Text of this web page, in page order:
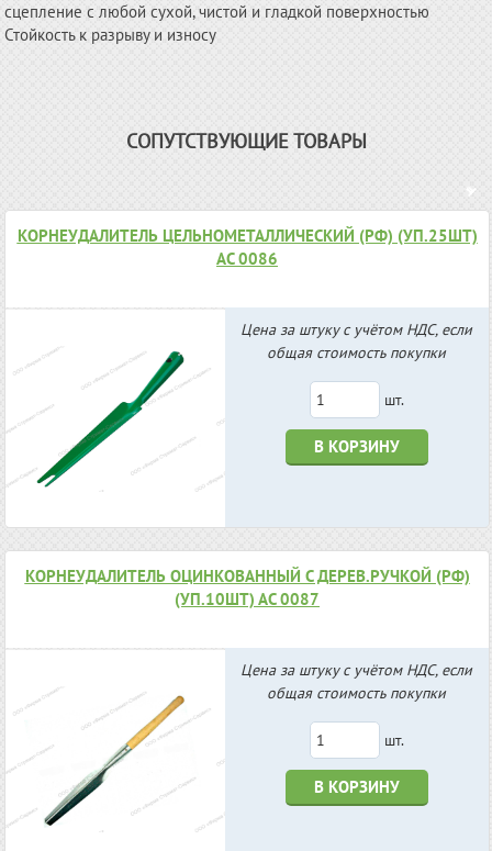
сцепление с любой сухой, чистой и гладкой поверхностью
Стойкость к разрыву и износу
СОПУТСТВУЮЩИЕ ТОВАРЫ
КОРНЕУДАЛИТЕЛЬ ЦЕЛЬНОМЕТАЛЛИЧЕСКИЙ (РФ) (УП.25ШТ)
АС 0086
Цена за штуку с учётом НДС, если
общая стоимость покупки
шт.
В КОРЗИНУ
КОРНЕУДАЛИТЕЛЬ ОЦИНКОВАННЫЙ С ДЕРЕВ.РУЧКОЙ (РФ)
(УП.10ШТ) АС 0087
Цена за штуку с учётом НДС, если
общая стоимость покупки
шт.
В КОРЗИНУ